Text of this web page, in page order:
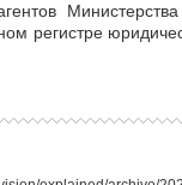
регистре